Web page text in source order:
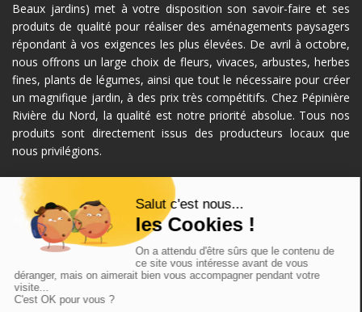
Beaux jardins) met à votre disposition son savoir-faire et ses
produits de qualité pour réaliser des aménagements paysagers
répondant à vos exigences les plus élevées. De avril à octobre,
nous offrons un large choix de fleurs, vivaces, arbustes, herbes
fines, plants de légumes, ainsi que tout le nécessaire pour créer
un magnifique jardin, à des prix très compétitifs. Chez Pépinière
Rivière du Nord, la qualité est notre priorité absolue. Tous nos
produits sont directement issus des producteurs locaux que
nous privilégions.
Appelez-nous au(450) 431-3565